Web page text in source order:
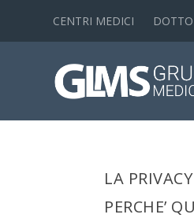
CENTRI MEDICI
LA
PERCHE’